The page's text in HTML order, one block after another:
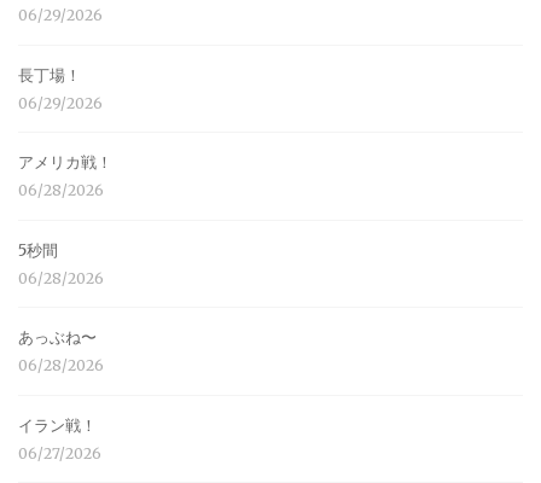
06/29/2026
長丁場！
06/29/2026
アメリカ戦！
06/28/2026
5秒間
06/28/2026
あっぶね〜
06/28/2026
イラン戦！
06/27/2026